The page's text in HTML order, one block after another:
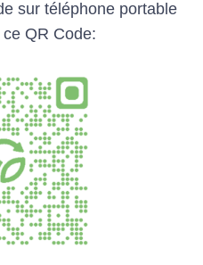
sur téléphone portable
QR Code: